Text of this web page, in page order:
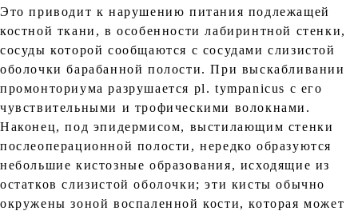
Это приводит к нарушению питания подлежащей
костной ткани, в особенности лабиринтной стенки,
сосуды которой сообщаются с сосудами слизистой
оболочки барабанной полости. При выскабливании
промонториума разрушается pl. tympanicus с его
чувствительными и трофическими волокнами.
Наконец, под эпидермисом, выстилающим стенки
послеоперационной полости, нередко образуются
небольшие кистозные образования, исходящие из
остатков слизистой оболочки; эти кисты обычно
окружены зоной воспаленной кости, которая может